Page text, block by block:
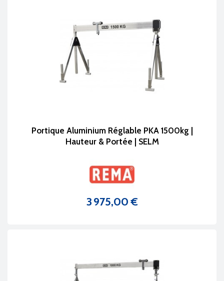
Portique Aluminium Réglable PKA 1500kg |
Hauteur & Portée | SELM
Prix
3 975,00 €